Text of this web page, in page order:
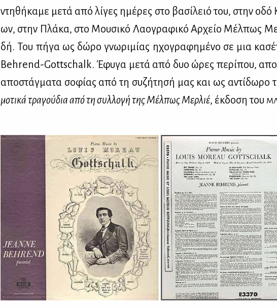
ντη­θή­κα­με με­τά από λί­γες ημέ­ρες στο βα­σί­λειό του, στην
ων, στην Πλά­κα, στο Μου­σι­κό Λα­ο­γρα­φι­κό Αρ­χείο Μέλ­πως
δή. Του πή­γα ως δώ­ρο γνω­ρι­μί­ας ηχο­γρα­φη­μέ­νο σε μια
Behrend-Gottschalk. Έφυ­γα με­τά από δυο ώρες πε­ρί­που,
απο­στάγ­μα­τα σο­φί­ας από τη συ­ζή­τη­σή μας και ως αντί­δω­ρο
μο­τι­κά τρα­γού­δια από τη συλ­λο­γή της Μέλ­πως Μερ­λιέ, έκ­δο­ση του